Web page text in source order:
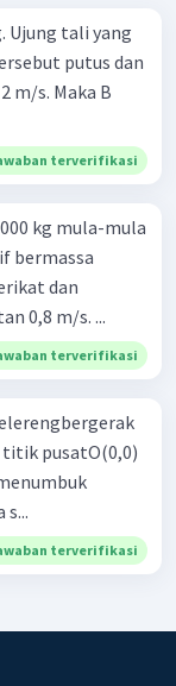
Ujung tali yang
putus dan
m/s. Maka B
terverifikasi
kg mula-mula
bermassa
dan
0,8 m/s. ...
terverifikasi
titik pusatO(0,0)
terverifikasi